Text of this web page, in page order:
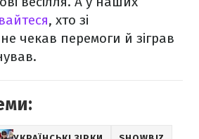
, хто зі
чекав перемоги й зіграв